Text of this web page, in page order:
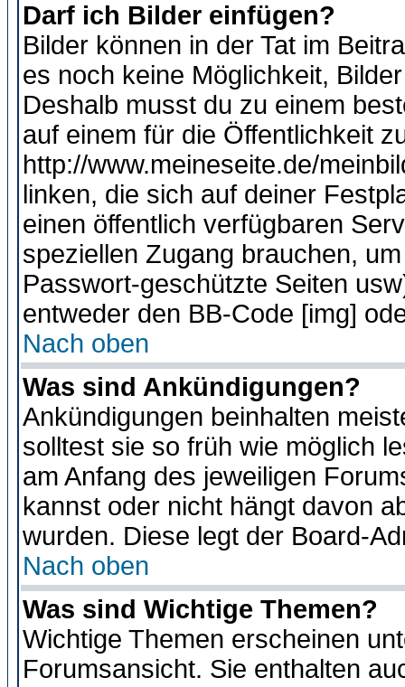
Darf ich Bilder einfügen?
Bilder können in der Tat im
es noch keine Möglichkeit,
Deshalb musst du zu einem
auf einem für die Öffentlichkeit
http://www.meineseite.de/
linken, die sich auf deiner
einen öffentlich verfügbaren
speziellen Zugang brauchen,
Passwort-geschützte Seiten
entweder den BB-Code [img]
Nach oben
Was sind Ankündigungen?
Ankündigungen beinhalten
solltest sie so früh wie möglich
am Anfang des jeweiligen
kannst oder nicht hängt davon
wurden. Diese legt der Board-
Nach oben
Was sind Wichtige Themen?
Wichtige Themen erscheinen
Forumsansicht. Sie enthalten